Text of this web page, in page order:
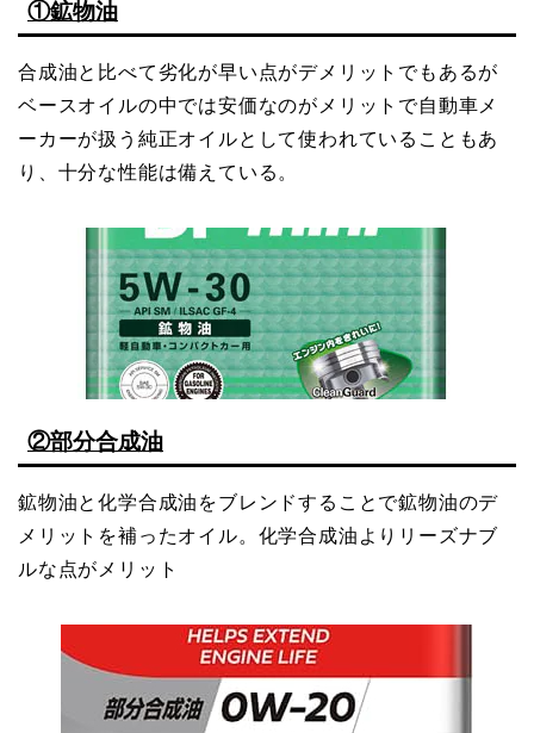
①鉱物油
合成油と比べて劣化が早い点がデメリットでもあるが
ベースオイルの中では安価なのがメリットで自動車メ
ーカーが扱う純正オイルとして使われていることもあ
り、十分な性能は備えている。
②部分合成油
鉱物油と化学合成油をブレンドすることで鉱物油のデ
メリットを補ったオイル。化学合成油よりリーズナブ
ルな点がメリット